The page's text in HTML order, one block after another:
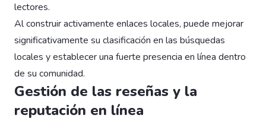
lectores.
Al construir activamente enlaces locales, puede mejorar
significativamente su clasificación en las búsquedas
locales y establecer una fuerte presencia en línea dentro
de su comunidad.
Gestión de las reseñas y la
reputación en línea